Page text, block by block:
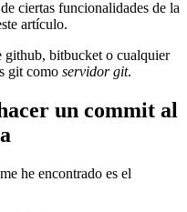
ciertas funcionalidades de la
artículo.
github, bitbucket o cualquier
git como servidor git.
un commit al
he encontrado es el